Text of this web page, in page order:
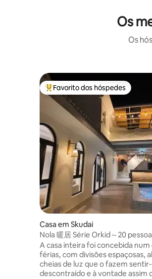
Os
Os
Favoritos dos hóspedes mais
Favorito dos hóspedes
Casa em Skudai
Nola 暖居 Série Orkid～20
A casa inteira foi concebida num
férias, com divisões espaçosas,
cheias de luz que o fazem
descontraído e à vontade assim